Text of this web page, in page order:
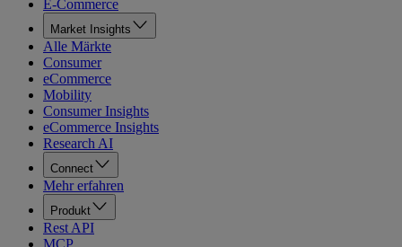
E-Commerce
Market Insights
Alle Märkte
Consumer
eCommerce
Mobility
Consumer Insights
eCommerce Insights
Research AI
Connect
Mehr erfahren
Produkt
Rest API
MCP